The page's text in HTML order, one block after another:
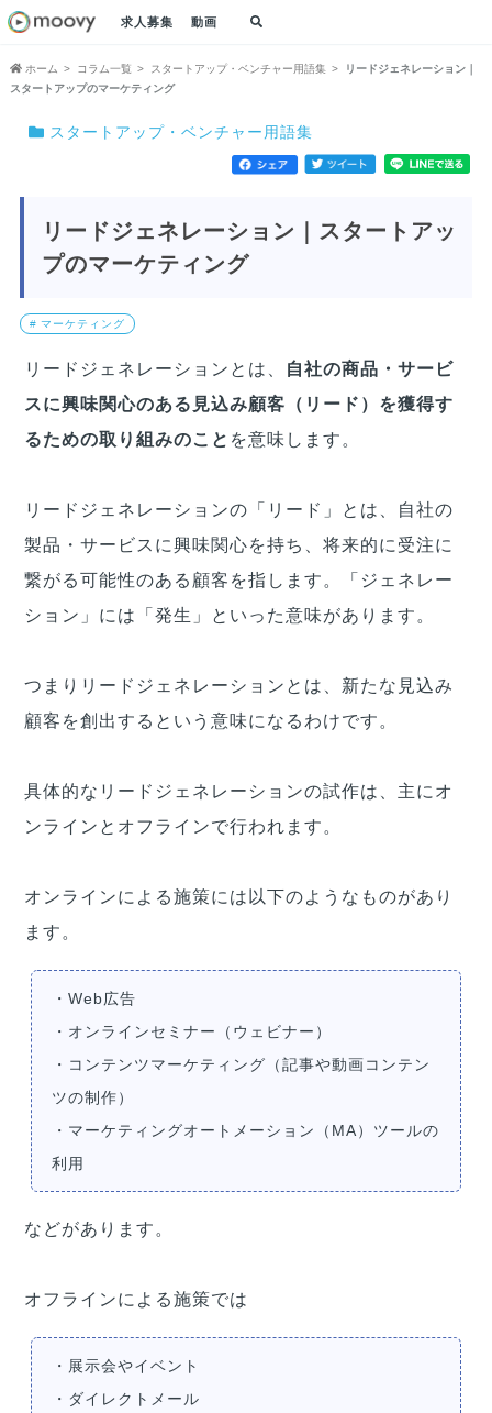
求人募集 動画
ホーム コラム一覧 スタートアップ・ベンチャー用語集
リードジェネレーション｜
スタートアップのマーケティング
スタートアップ・ベンチャー用語集
リードジェネレーション｜スタートアッ
プのマーケティング
# マーケティング
リードジェネレーションとは、
自社の商品・サービ
スに興味関心のある見込み顧客（リード）を獲得す
るための取り組みのこと を意味します。
リードジェネレーションの「リード」とは、自社の
製品・サービスに興味関心を持ち、将来的に受注に
繋がる可能性のある顧客を指します。「ジェネレー
ション」には「発生」といった意味があります。
つまりリードジェネレーションとは、新たな見込み
顧客を創出するという意味になるわけです。
具体的なリードジェネレーションの試作は、主にオ
ンラインとオフラインで行われます。
オンラインによる施策には以下のようなものがあり
ます。
・Web広告
・オンラインセミナー（ウェビナー）
・コンテンツマーケティング（記事や動画コンテン
ツの制作）
・マーケティングオートメーション（MA）ツールの
利用
などがあります。
オフラインによる施策では
・展示会やイベント
・ダイレクトメール